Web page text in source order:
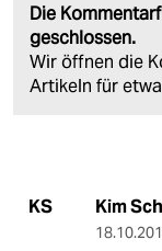
Die
geschlossen.
Wir öffnen die
Artikeln für
KS Kim